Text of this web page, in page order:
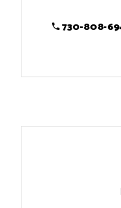
730-808-